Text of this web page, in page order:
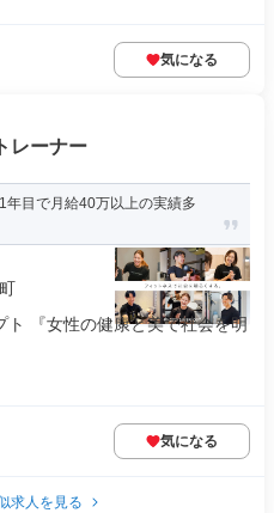
気になる
レーナー
年目で月給40万以上の実績多
『女性の健康と美で社会を明
気になる
求人を見る